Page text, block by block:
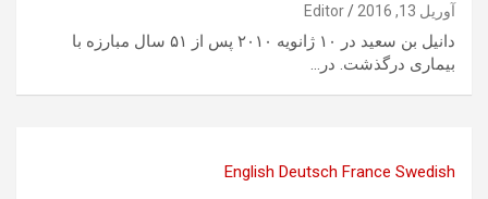
آوریل 13, 2016 Editor
دانيل بن سعيد در ١٠ ژانويه ٢٠١٠ پس از ۵١ سال مبارزه با
بيماری درگذشت. در…
English Deutsch France Swedish